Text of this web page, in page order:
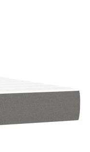
без оскъпяване. За
€511.31
на поръчката се
с оскъпяване. За
€1022.61